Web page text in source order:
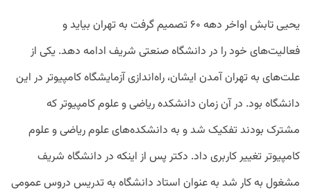
یحیی تابش اواخر دهه ۶۰ تصمیم گرفت به تهران بیاید و
فعالیت‌های خود را در دانشگاه صنعتی شریف ادامه دهد. یکی از
علت‌های به تهران آمدن ایشان، راه‌اندازی آزمایشگاه کامپیوتر در این
دانشگاه بود. در آن زمان دانشکده ریاضی و علوم کامپیوتر که
مشترک بودند تفکیک شد و به دانشکده‌های علوم ریاضی و علوم
کامپیوتر تغییر کاربری داد. دکتر پس از اینکه در دانشگاه شریف
مشغول به کار شد به عنوان استاد دانشگاه به تدریس دروس عمومی